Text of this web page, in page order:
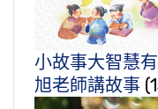
小故事大智慧
旭老師講故事